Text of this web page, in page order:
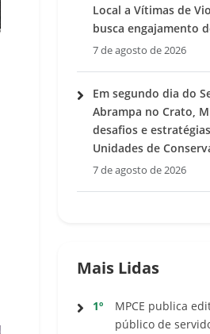
Local a Vítimas de
busca engajamento
7 de agosto de 2026
Em segundo dia do
Abrampa no Crato,
desafios e
Unidades de
7 de agosto de 2026
Mais Lidas
1º
MPCE publica
público de